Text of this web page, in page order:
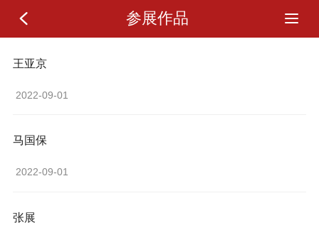
参展作品
王亚京
2022-09-01
马国保
2022-09-01
张展